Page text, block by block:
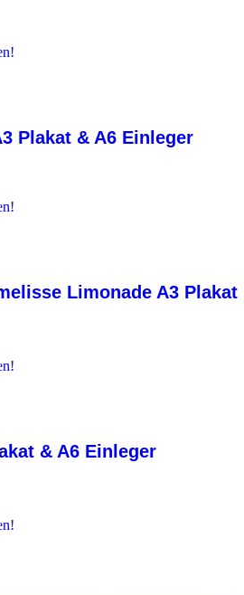
Plakat & A6 Einleger
Limonade A3 Plakat
& A6 Einleger